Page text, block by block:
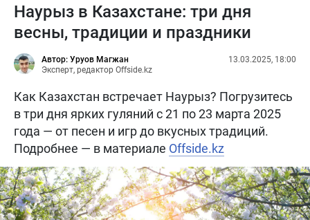
Наурыз в Казахстане: три дня
весны, традиции и праздники
Автор: Уруов Магжан
Эксперт, редактор Offside.kz
13.03.2025, 18:00
Как Казахстан встречает Наурыз? Погрузитесь
в три дня ярких гуляний с 21 по 23 марта 2025
года — от песен и игр до вкусных традиций.
Подробнее — в материале Offside.kz